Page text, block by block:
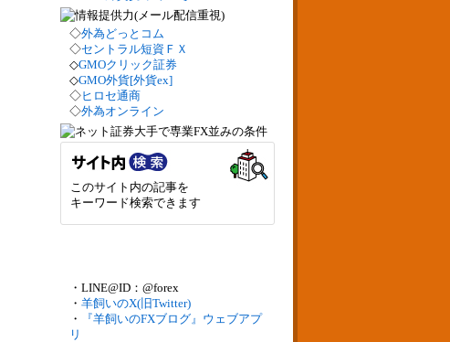
◇外為どっとコム
◇セントラル短資ＦＸ
◇GMOクリック証券
◇GMO外貨[外貨ex]
◇ヒロセ通商
◇外為オンライン
このサイト内の記事を
キーワード検索できます
・LINE@ID：@forex
・ 羊飼いのX(旧Twitter)
・
『羊飼いのFXブログ』ウェブアプ
リ